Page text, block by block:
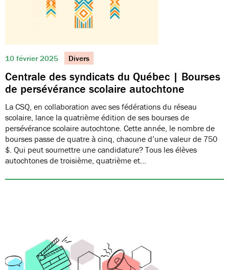
10 février 2025 Divers
Centrale des syndicats du Québec | Bourses
de persévérance scolaire autochtone
La CSQ, en collaboration avec ses fédérations du réseau
scolaire, lance la quatrième édition de ses bourses de
persévérance scolaire autochtone. Cette année, le nombre de
bourses passe de quatre à cinq, chacune d’une valeur de 750
$. Qui peut soumettre une candidature? Tous les élèves
autochtones de troisième, quatrième et…